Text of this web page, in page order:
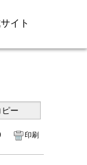
イト
印刷